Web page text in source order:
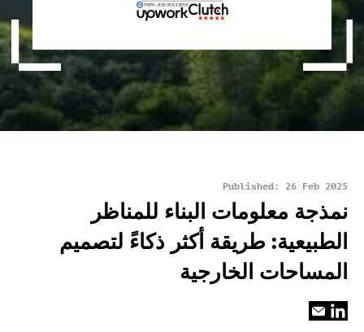
Published: 26 Feb 2025
نمذجة معلومات البناء للمناظر
الطبيعية: طريقة أكثر ذكاءً لتصميم
المساحات الخارجية